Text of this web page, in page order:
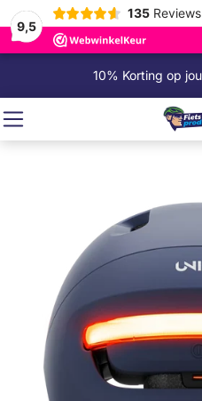
9,5
135 Reviews
10% Korting op